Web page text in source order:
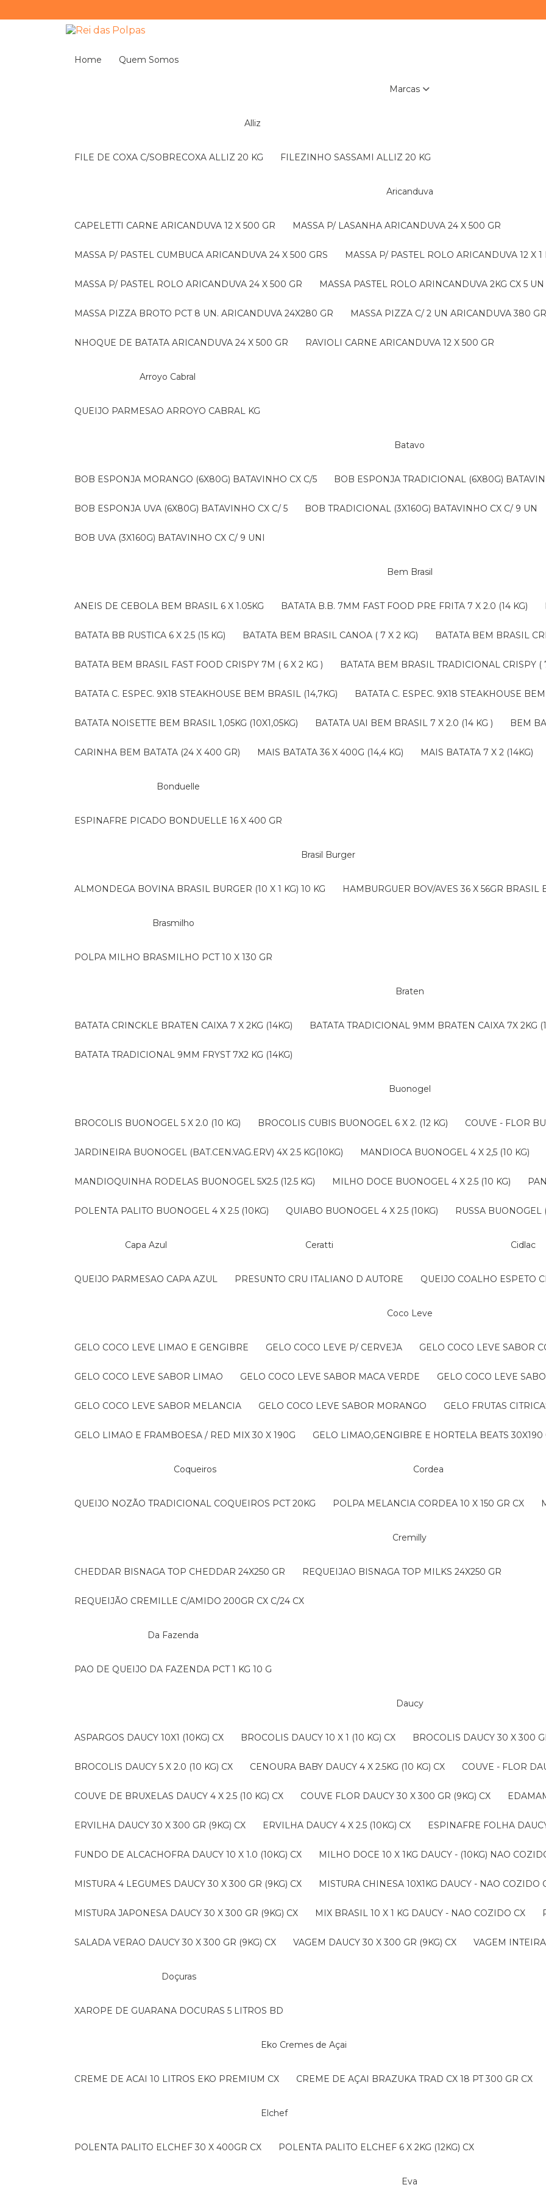
Home Quem Somos
Marcas
Alliz
FILE DE COXA C/SOBRECOXA ALLIZ 20 KG FILEZINHO SASSAMI ALLIZ 20 KG
Aricanduva
CAPELETTI CARNE ARICANDUVA 12 X 500 GR MASSA P/ LASANHA ARICANDUVA 24 X 500 GR
MASSA P/ PASTEL CUMBUCA ARICANDUVA 24 X 500 GRS MASSA P/ PASTEL ROLO ARICANDUVA 12 X 1
MASSA P/ PASTEL ROLO ARICANDUVA 24 X 500 GR MASSA PASTEL ROLO ARINCANDUVA 2KG CX 5 UN
MASSA PIZZA BROTO PCT 8 UN. ARICANDUVA 24X280 GR MASSA PIZZA C/ 2 UN ARICANDUVA 380 GR
NHOQUE DE BATATA ARICANDUVA 24 X 500 GR RAVIOLI CARNE ARICANDUVA 12 X 500 GR
Arroyo Cabral
QUEIJO PARMESAO ARROYO CABRAL KG
Batavo
BOB ESPONJA MORANGO (6X80G) BATAVINHO CX C/5 BOB ESPONJA TRADICIONAL (6X80G)
BOB ESPONJA UVA (6X80G) BATAVINHO CX C/ 5 BOB TRADICIONAL (3X160G) BATAVINHO CX C/ 9 UN
BOB UVA (3X160G) BATAVINHO CX C/ 9 UNI
Bem Brasil
ANEIS DE CEBOLA BEM BRASIL 6 X 1.05KG BATATA B.B. 7MM FAST FOOD PRE FRITA 7 X 2.0 (14 KG)
BATATA BB RUSTICA 6 X 2.5 (15 KG) BATATA BEM BRASIL CANOA ( 7 X 2 KG) BATATA BEM BRASIL
BATATA BEM BRASIL FAST FOOD CRISPY 7M ( 6 X 2 KG ) BATATA BEM BRASIL TRADICIONAL CRISPY (
BATATA C. ESPEC. 9X18 STEAKHOUSE BEM BRASIL (14,7KG) BATATA C. ESPEC. 9X18 STEAKHOUSE
BATATA NOISETTE BEM BRASIL 1,05KG (10X1,05KG) BATATA UAI BEM BRASIL 7 X 2.0 (14 KG ) BEM
CARINHA BEM BATATA (24 X 400 GR) MAIS BATATA 36 X 400G (14,4 KG) MAIS BATATA 7 X 2 (14KG)
Bonduelle
ESPINAFRE PICADO BONDUELLE 16 X 400 GR
Brasil Burger
ALMONDEGA BOVINA BRASIL BURGER (10 X 1 KG) 10 KG HAMBURGUER BOV/AVES 36 X 56GR BRASIL
Brasmilho
POLPA MILHO BRASMILHO PCT 10 X 130 GR
Braten
BATATA CRINCKLE BRATEN CAIXA 7 X 2KG (14KG) BATATA TRADICIONAL 9MM BRATEN CAIXA 7X 2KG
BATATA TRADICIONAL 9MM FRYST 7X2 KG (14KG)
Buonogel
BROCOLIS BUONOGEL 5 X 2.0 (10 KG) BROCOLIS CUBIS BUONOGEL 6 X 2. (12 KG) COUVE - FLOR
JARDINEIRA BUONOGEL (BAT.CEN.VAG.ERV) 4X 2.5 KG(10KG) MANDIOCA BUONOGEL 4 X 2,5 (10 KG)
MANDIOQUINHA RODELAS BUONOGEL 5X2.5 (12.5 KG) MILHO DOCE BUONOGEL 4 X 2.5 (10 KG)
POLENTA PALITO BUONOGEL 4 X 2.5 (10KG) QUIABO BUONOGEL 4 X 2.5 (10KG) RUSSA
Capa Azul
QUEIJO PARMESAO CAPA AZUL
Ceratti
PRESUNTO CRU ITALIANO D AUTORE
Cidlac
QUEIJO COALHO ESPETO
Coco Leve
GELO COCO LEVE LIMAO E GENGIBRE GELO COCO LEVE P/ CERVEJA GELO COCO LEVE SABOR
GELO COCO LEVE SABOR LIMAO GELO COCO LEVE SABOR MACA VERDE GELO COCO LEVE
GELO COCO LEVE SABOR MELANCIA GELO COCO LEVE SABOR MORANGO GELO FRUTAS
GELO LIMAO E FRAMBOESA / RED MIX 30 X 190G GELO LIMAO,GENGIBRE E HORTELA BEATS 30X190
Coqueiros
QUEIJO NOZÃO TRADICIONAL COQUEIROS PCT 20KG
Cordea
POLPA MELANCIA CORDEA 10 X 150 GR CX
Cremilly
CHEDDAR BISNAGA TOP CHEDDAR 24X250 GR REQUEIJAO BISNAGA TOP MILKS 24X250 GR
REQUEIJÃO CREMILLE C/AMIDO 200GR CX C/24 CX
Da Fazenda
PAO DE QUEIJO DA FAZENDA PCT 1 KG 10 G
Daucy
ASPARGOS DAUCY 10X1 (10KG) CX BROCOLIS DAUCY 10 X 1 (10 KG) CX BROCOLIS DAUCY 30 X 300
BROCOLIS DAUCY 5 X 2.0 (10 KG) CX CENOURA BABY DAUCY 4 X 2.5KG (10 KG) CX COUVE - FLOR
COUVE DE BRUXELAS DAUCY 4 X 2.5 (10 KG) CX COUVE FLOR DAUCY 30 X 300 GR (9KG) CX
ERVILHA DAUCY 30 X 300 GR (9KG) CX ERVILHA DAUCY 4 X 2.5 (10KG) CX ESPINAFRE FOLHA
FUNDO DE ALCACHOFRA DAUCY 10 X 1.0 (10KG) CX MILHO DOCE 10 X 1KG DAUCY - (10KG) NAO
MISTURA 4 LEGUMES DAUCY 30 X 300 GR (9KG) CX MISTURA CHINESA 10X1KG DAUCY - NAO COZIDO
MISTURA JAPONESA DAUCY 30 X 300 GR (9KG) CX MIX BRASIL 10 X 1 KG DAUCY - NAO COZIDO CX
SALADA VERAO DAUCY 30 X 300 GR (9KG) CX VAGEM DAUCY 30 X 300 GR (9KG) CX VAGEM
Doçuras
XAROPE DE GUARANA DOCURAS 5 LITROS BD
Eko Cremes de Açai
CREME DE ACAI 10 LITROS EKO PREMIUM CX CREME DE AÇAI BRAZUKA TRAD CX 18 PT 300 GR CX
Elchef
POLENTA PALITO ELCHEF 30 X 400GR CX POLENTA PALITO ELCHEF 6 X 2KG (12KG) CX
Eva